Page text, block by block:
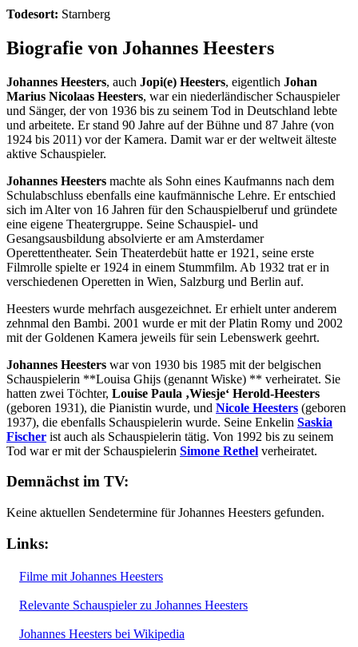
Todesort: Starnberg
Biografie von Johannes Heesters
Johannes Heesters, auch Jopi(e) Heesters, eigentlich Johan
Marius Nicolaas Heesters, war ein niederländischer Schauspieler
und Sänger, der von 1936 bis zu seinem Tod in Deutschland lebte
und arbeitete. Er stand 90 Jahre auf der Bühne und 87 Jahre (von
1924 bis 2011) vor der Kamera. Damit war er der weltweit älteste
aktive Schauspieler.
Johannes Heesters machte als Sohn eines Kaufmanns nach dem
Schulabschluss ebenfalls eine kaufmännische Lehre. Er entschied
sich im Alter von 16 Jahren für den Schauspielberuf und gründete
eine eigene Theatergruppe. Seine Schauspiel- und
Gesangsausbildung absolvierte er am Amsterdamer
Operettentheater. Sein Theaterdebüt hatte er 1921, seine erste
Filmrolle spielte er 1924 in einem Stummfilm. Ab 1932 trat er in
verschiedenen Operetten in Wien, Salzburg und Berlin auf.
Heesters wurde mehrfach ausgezeichnet. Er erhielt unter anderem
zehnmal den Bambi. 2001 wurde er mit der Platin Romy und 2002
mit der Goldenen Kamera jeweils für sein Lebenswerk geehrt.
Johannes Heesters war von 1930 bis 1985 mit der belgischen
Schauspielerin **Louisa Ghijs (genannt Wiske) ** verheiratet. Sie
hatten zwei Töchter, Louise Paula ‚Wiesje‘ Herold-Heesters
(geboren 1931), die Pianistin wurde, und Nicole Heesters (geboren
1937), die ebenfalls Schauspielerin wurde. Seine Enkelin Saskia
Fischer ist auch als Schauspielerin tätig. Von 1992 bis zu seinem
Tod war er mit der Schauspielerin Simone Rethel verheiratet.
Demnächst im TV:
Keine aktuellen Sendetermine für Johannes Heesters gefunden.
Links:
Filme mit Johannes Heesters
Relevante Schauspieler zu Johannes Heesters
Johannes Heesters bei Wikipedia